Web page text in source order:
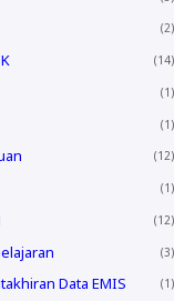
2
14
1
1
12
1
12
3
Data EMIS 1